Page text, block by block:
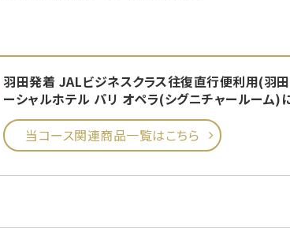
羽田発着 JALビジネスクラス往復直行便利用(羽
ーシャルホテル パリ オペラ(シグニチャールーム)
当コース関連商品一覧はこちら